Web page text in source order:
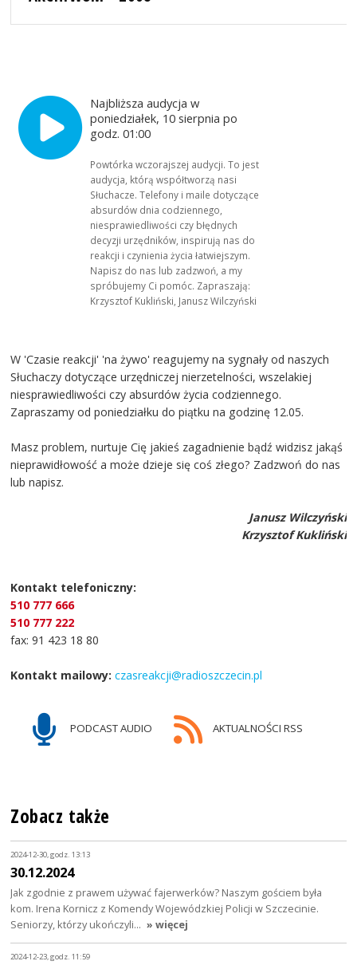
Najbliższa audycja w
poniedziałek, 10 sierpnia po
godz. 01:00
Powtórka wczorajszej audycji. To jest
audycja, którą współtworzą nasi
Słuchacze. Telefony i maile dotyczące
absurdów dnia codziennego,
niesprawiedliwości czy błędnych
decyzji urzędników, inspirują nas do
reakcji i czynienia życia łatwiejszym.
Napisz do nas lub zadzwoń, a my
spróbujemy Ci pomóc. Zapraszają:
Krzysztof Kukliński, Janusz Wilczyński
W 'Czasie reakcji' 'na żywo' reagujemy na sygnały od naszych
Słuchaczy dotyczące urzędniczej nierzetelności, wszelakiej
niesprawiedliwości czy absurdów życia codziennego.
Zapraszamy od poniedziałku do piątku na godzinę 12.05.
Masz problem, nurtuje Cię jakieś zagadnienie bądź widzisz jakąś
nieprawidłowość a może dzieje się coś złego? Zadzwoń do nas
lub napisz.
Janusz Wilczyński
Krzysztof Kukliński
Kontakt telefoniczny:
510 777 666
510 777 222
fax: 91 423 18 80
Kontakt mailowy: czasreakcji@radioszczecin.pl
PODCAST AUDIO AKTUALNOŚCI RSS
Zobacz także
2024-12-30, godz. 13:13
30.12.2024
Jak zgodnie z prawem używać fajerwerków? Naszym gościem była
kom. Irena Kornicz z Komendy Wojewódzkiej Policji w Szczecinie.
Seniorzy, którzy ukończyli… » więcej
2024-12-23, godz. 11:59